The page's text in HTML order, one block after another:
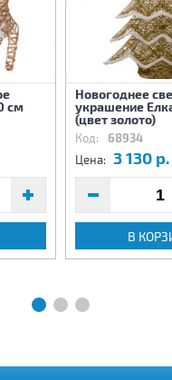
см
Новогоднее
украшение
(цвет золото)
Код: 68934
Цена: 3 130 р.
В